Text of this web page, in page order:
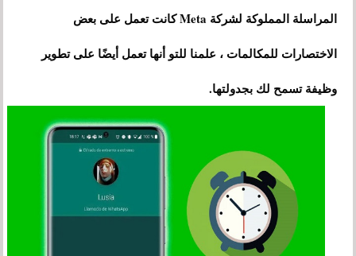
المراسلة المملوكة لشركة Meta كانت تعمل على بعض
الاختصارات للمكالمات ، علمنا للتو أنها تعمل أيضًا على تطوير
وظيفة تسمح لك بجدولتها.